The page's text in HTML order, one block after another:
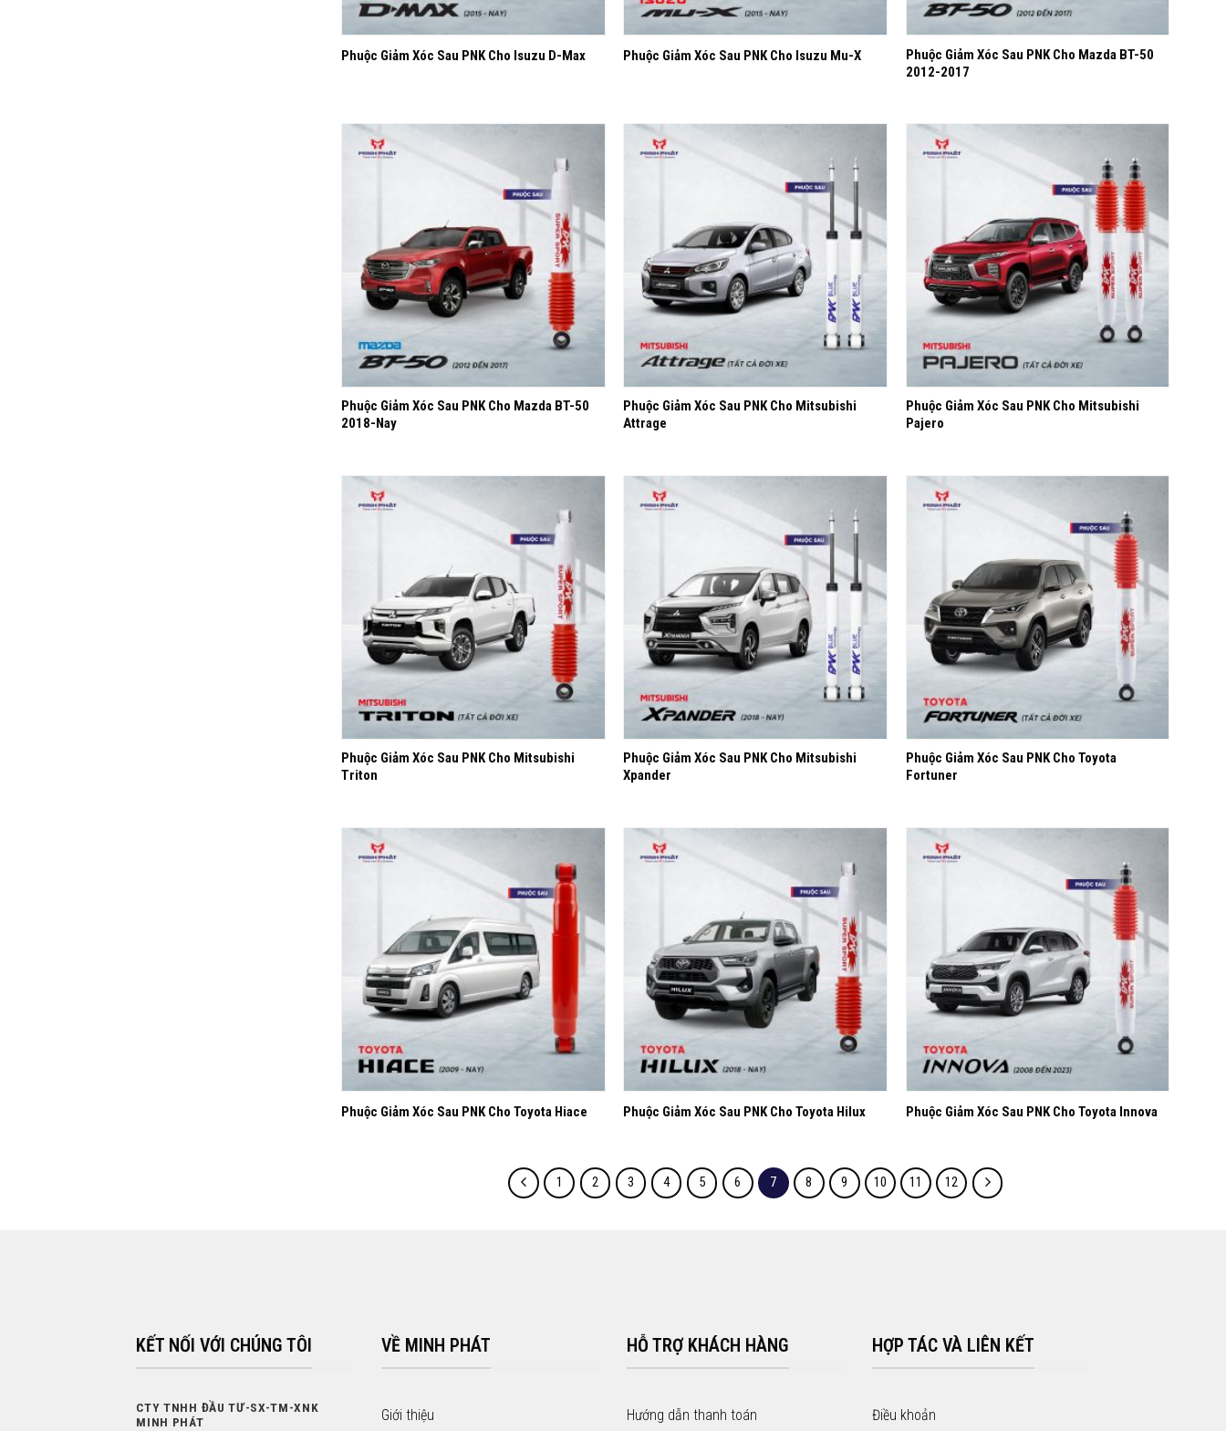
+
Phuộc Giảm Xóc Sau PNK Cho Isuzu D-Max
+
Phuộc Giảm Xóc Sau PNK Cho Isuzu Mu-X
+
Phuộc Giảm Xóc Sau PNK Cho Mazda BT-50
2012-2017
+
Phuộc Giảm Xóc Sau PNK Cho Mazda BT-50
2018-Nay
Yêu
thích
+
Phuộc Giảm Xóc Sau PNK Cho Mitsubishi
Attrage
Yêu
thích
+
Phuộc Giảm Xóc Sau PNK Cho Mitsubishi
Pajero
+
Phuộc Giảm Xóc Sau PNK Cho Mitsubishi
Triton
Yêu
thích
+
Phuộc Giảm Xóc Sau PNK Cho Mitsubishi
Xpander
thích
+
Phuộc Giảm Xóc Sau PNK Cho Toyota
Fortuner
Yêu
thích
+
Phuộc Giảm Xóc Sau PNK Cho Toyota Hiace
Yêu
+
Phuộc Giảm Xóc Sau PNK Cho Toyota Hilux
thích
+
Phuộc Giảm Xóc Sau PNK Cho Toyota Innova
1 2 3 4 5 6 7 8 9 10 11 12
KẾT NỐI VỚI CHÚNG TÔI
CTY TNHH ĐẦU TƯ-SX-TM-XNK
MINH PHÁT
VỀ MINH PHÁT
Giới thiệu
HỖ TRỢ KHÁCH HÀNG
Hướng dẫn thanh toán
HỢP TÁC VÀ LIÊN KẾT
Điều khoản